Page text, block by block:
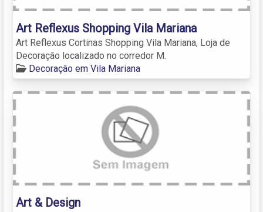
Art Reflexus Shopping Vila Mariana
Art Reflexus Cortinas Shopping Vila Mariana, Loja de
Decoração localizado no corredor M.
Decoração em Vila Mariana
Art & Design